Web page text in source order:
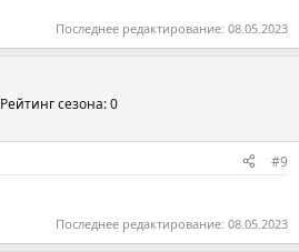
Последнее редактирование: 08.05.2023
Рейтинг сезона: 0
#9
Последнее редактирование: 08.05.2023